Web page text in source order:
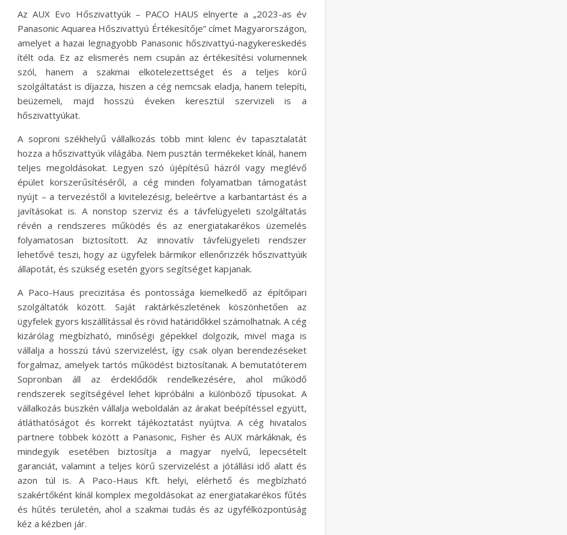
Az AUX Evo Hőszivattyúk – PACO HAUS elnyerte a „2023-as év
Panasonic Aquarea Hőszivattyú Értékesítője” címet Magyarországon,
amelyet a hazai legnagyobb Panasonic hőszivattyú-nagykereskedés
ítélt oda. Ez az elismerés nem csupán az értékesítési volumennek
szól, hanem a szakmai elkötelezettséget és a teljes körű
szolgáltatást is díjazza, hiszen a cég nemcsak eladja, hanem telepíti,
beüzemeli, majd hosszú éveken keresztül szervizeli is a
hőszivattyúkat.
A soproni székhelyű vállalkozás több mint kilenc év tapasztalatát
hozza a hőszivattyúk világába. Nem pusztán termékeket kínál, hanem
teljes megoldásokat. Legyen szó újépítésű házról vagy meglévő
épület korszerűsítéséről, a cég minden folyamatban támogatást
nyújt – a tervezéstől a kivitelezésig, beleértve a karbantartást és a
javításokat is. A nonstop szerviz és a távfelügyeleti szolgáltatás
révén a rendszeres működés és az energiatakarékos üzemelés
folyamatosan biztosított. Az innovatív távfelügyeleti rendszer
lehetővé teszi, hogy az ügyfelek bármikor ellenőrizzék hőszivattyúik
állapotát, és szükség esetén gyors segítséget kapjanak.
A Paco-Haus precizitása és pontossága kiemelkedő az építőipari
szolgáltatók között. Saját raktárkészletének köszönhetően az
ügyfelek gyors kiszállítással és rövid határidőkkel számolhatnak. A cég
kizárólag megbízható, minőségi gépekkel dolgozik, mivel maga is
vállalja a hosszú távú szervizelést, így csak olyan berendezéseket
forgalmaz, amelyek tartós működést biztosítanak. A bemutatóterem
Sopronban áll az érdeklődők rendelkezésére, ahol működő
rendszerek segítségével lehet kipróbálni a különböző típusokat. A
vállalkozás büszkén vállalja weboldalán az árakat beépítéssel együtt,
átláthatóságot és korrekt tájékoztatást nyújtva. A cég hivatalos
partnere többek között a Panasonic, Fisher és AUX márkáknak, és
mindegyik esetében biztosítja a magyar nyelvű, lepecsételt
garanciát, valamint a teljes körű szervizelést a jótállási idő alatt és
azon túl is. A Paco-Haus Kft. helyi, elérhető és megbízható
szakértőként kínál komplex megoldásokat az energiatakarékos fűtés
és hűtés területén, ahol a szakmai tudás és az ügyfélközpontúság
kéz a kézben jár.